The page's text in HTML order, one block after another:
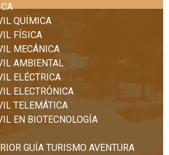
QUÍMICA
FÍSICA
MECÁNICA
AMBIENTAL
ELÉCTRICA
ELECTRÓNICA
TELEMÁTICA
EN BIOTECNOLOGÍA
GUÍA TURISMO AVENTURA